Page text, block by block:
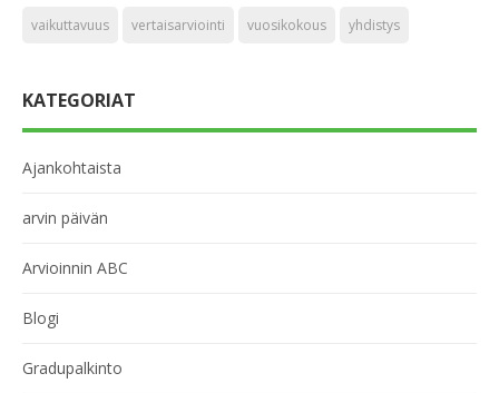
vaikuttavuus vertaisarviointi vuosikokous yhdistys
KATEGORIAT
Ajankohtaista
arvin päivän
Arvioinnin ABC
Blogi
Gradupalkinto